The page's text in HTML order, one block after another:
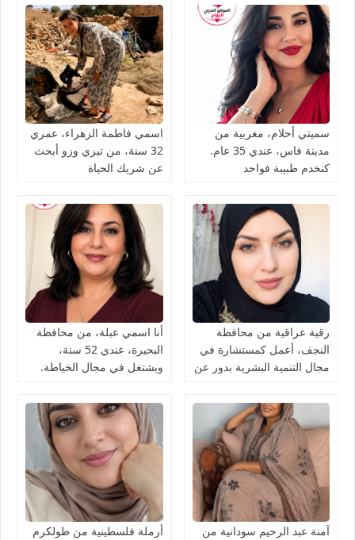
سميتي أحلام، مغربية من
مدينة فاس، عندي 35 عام.
كنخدم طبيبة فواحد
الحياة ناضج، جاد، وعارف
قيمة المرأة
اسمي فاطمة الزهراء، عمري
32 سنة، من تيزي وزو أبحث
عن شريك الحياة
رقية عراقية من محافظة
النجف، أعمل كمستشارة في
مجال التنمية البشرية بدور عن
أنا اسمي عبلة، من محافظة
البحيرة، عندي 52 سنة،
وبشتغل في مجال الخياطة.
آمنة عبد الرحيم سودانية من
أرملة فلسطينية من طولكرم